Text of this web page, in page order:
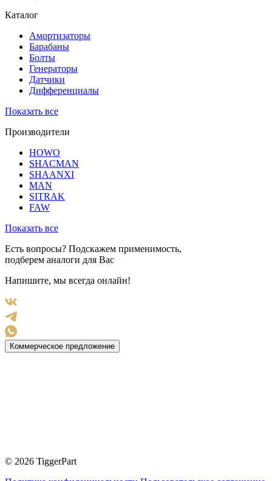
Каталог
Амортизаторы
Барабаны
Болты
Генераторы
Датчики
Дифференциалы
Показать все
Производители
HOWO
SHACMAN
SHAANXI
MAN
SITRAK
FAW
Показать все
Есть вопросы? Подскажем применимость,
подберем аналоги для Вас
Напишите, мы всегда онлайн!
Коммерческое предложение
© 2026 TiggerPart